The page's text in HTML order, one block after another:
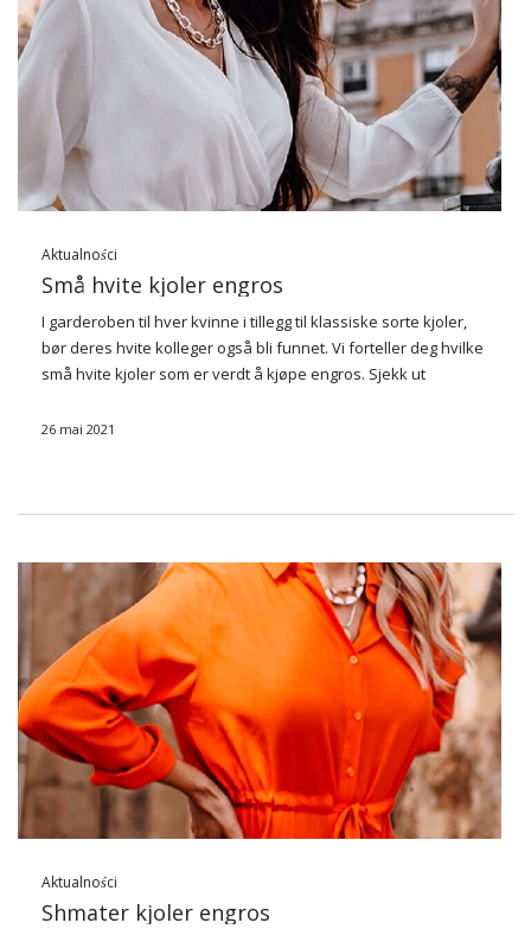
Aktualności
Små hvite kjoler engros
I garderoben til hver kvinne i tillegg til klassiske sorte kjoler,
bør deres hvite kolleger også bli funnet. Vi forteller deg hvilke
små hvite kjoler som er verdt å kjøpe engros. Sjekk ut
Etter …
26 mai 2021
Aktualności
Shmater kjoler engros